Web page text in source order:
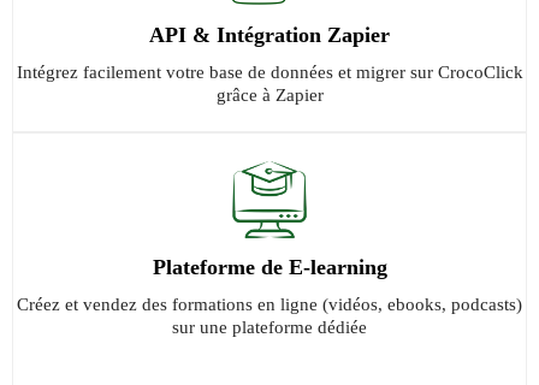
API & Intégration Zapier
Intégrez facilement votre base de données et migrer sur CrocoClick
grâce à Zapier
Plateforme de E-learning
Créez et vendez des formations en ligne (vidéos, ebooks, podcasts)
sur une plateforme dédiée